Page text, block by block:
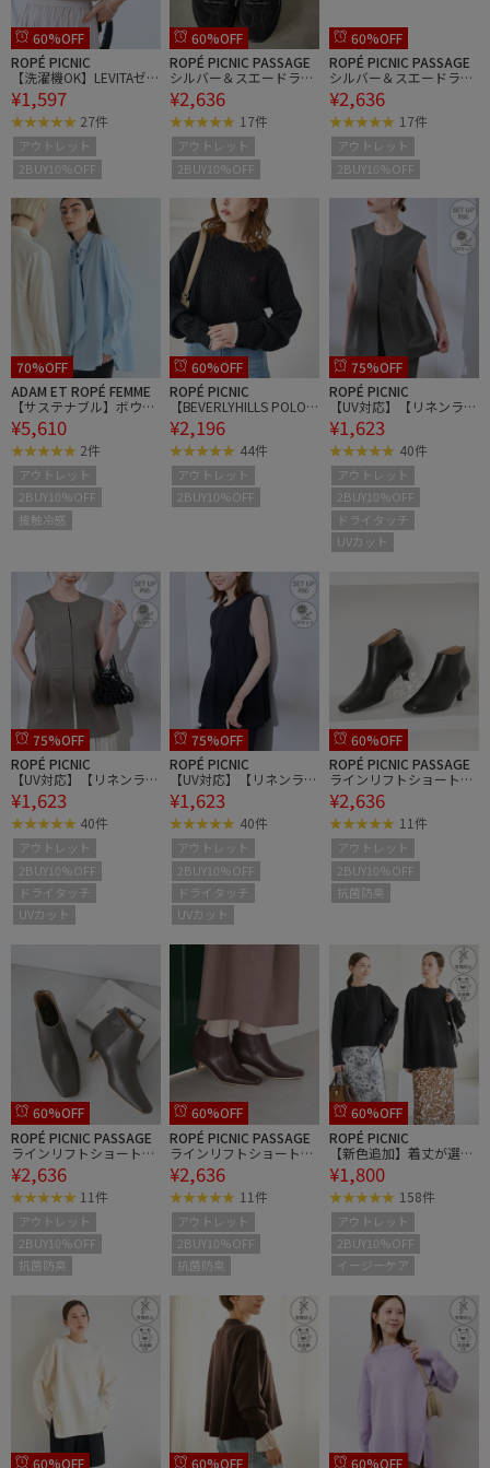
60%OFF
ROPÉ PICNIC
【洗濯機OK】LEVITAゼロ
スリーブサマーニットプ
ルオーバー
¥1,597
27件
アウトレット
2BUY10%OFF
60%OFF
ROPÉ PICNIC PASSAGE
シルバー＆スエードライ
クフラットスニーカー
¥2,636
17件
アウトレット
2BUY10%OFF
60%OFF
ROPÉ PICNIC PASSAGE
シルバー＆スエードライ
クフラットスニーカー
¥2,636
17件
アウトレット
2BUY10%OFF
70%OFF
ADAM ET ROPÉ FEMME
【サステナブル】ボウタ
イシャツ
¥5,610
2件
アウトレット
2BUY10%OFF
接触冷感
60%OFF
ROPÉ PICNIC
【BEVERLYHILLS POLO C
LUB・WEB限定】ケーブ
ル編みクロップドニット
プルオーバー
¥2,196
44件
アウトレット
2BUY10%OFF
75%OFF
ROPÉ PICNIC
【UV対応】【リネンライ
ク・シリーズ】ペプラム
ジレベスト/通勤・セッ
トアップ対応
¥1,623
40件
アウトレット
2BUY10%OFF
ドライタッチ
UVカット
75%OFF
ROPÉ PICNIC
【UV対応】【リネンライ
ク・シリーズ】ペプラム
ジレベスト/通勤・セッ
トアップ対応
¥1,623
40件
アウトレット
2BUY10%OFF
ドライタッチ
UVカット
75%OFF
ROPÉ PICNIC
【UV対応】【リネンライ
ク・シリーズ】ペプラム
ジレベスト/通勤・セッ
トアップ対応
¥1,623
40件
アウトレット
2BUY10%OFF
ドライタッチ
UVカット
60%OFF
ROPÉ PICNIC PASSAGE
ラインリフトショートブ
ーツ
¥2,636
11件
アウトレット
2BUY10%OFF
抗菌防臭
60%OFF
ROPÉ PICNIC PASSAGE
ラインリフトショートブ
ーツ
¥2,636
11件
アウトレット
2BUY10%OFF
抗菌防臭
60%OFF
ROPÉ PICNIC PASSAGE
ラインリフトショートブ
ーツ
¥2,636
11件
アウトレット
2BUY10%OFF
抗菌防臭
60%OFF
ROPÉ PICNIC
【新色追加】着丈が選べ
るクルーネックサイドス
リットニットプルオーバ
ー/イージーケア
¥1,800
158件
アウトレット
2BUY10%OFF
イージーケア
60%OFF 60%OFF 60%OFF